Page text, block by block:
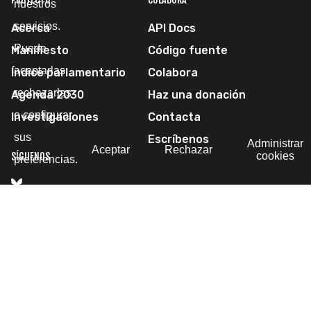
Acerca
Manifiesto
Índice parlamentario
Agenda 2030
Investigaciones
API Docs
Código fuente
Colabora
Haz una donación
Contacta
Escríbenos
SÍGUENOS
nuestros
servicios.
Puede
aceptarlas,
rechazarlas
o configurar
sus
preferencias.
Aceptar Rechazar
Administrar
cookies